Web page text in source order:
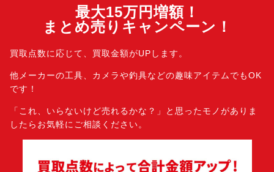
最大15万円増額！
まとめ売りキャンペーン！
買取点数に応じて、買取金額がUPします。
他メーカーの工具、カメラや釣具などの趣味アイテムでもOK
です！
「これ、いらないけど売れるかな？」と思ったモノがありま
したら お気軽にご相談ください。